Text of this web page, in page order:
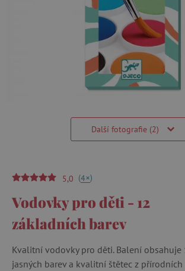
Další fotografie (2)
5,0 (4+)
Vodovky pro děti - 12
základních barev
Kvalitní vodovky pro děti. Balení obsahuje
jasných barev a kvalitní štětec z